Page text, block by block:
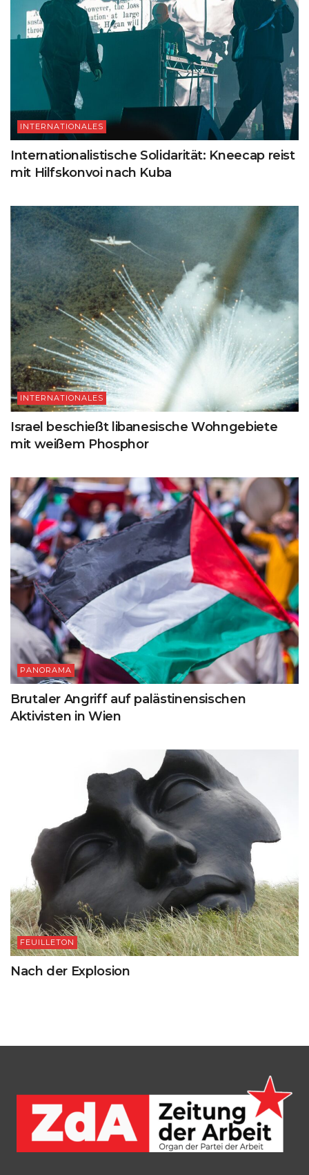
INTERNATIONALES
Internationalistische Solidarität: Kneecap reist
mit Hilfskonvoi nach Kuba
INTERNATIONALES
Israel beschießt libanesische Wohngebiete
mit weißem Phosphor
PANORAMA
Brutaler Angriff auf palästinensischen
Aktivisten in Wien
FEUILLETON
Nach der Explosion